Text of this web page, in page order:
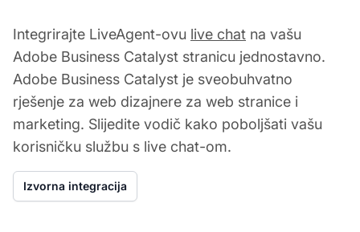
Integrirajte LiveAgent-ovu live chat na vašu
Adobe Business Catalyst stranicu jednostavno.
Adobe Business Catalyst je sveobuhvatno
rješenje za web dizajnere za web stranice i
marketing. Slijedite vodič kako poboljšati vašu
korisničku službu s live chat-om.
Izvorna integracija